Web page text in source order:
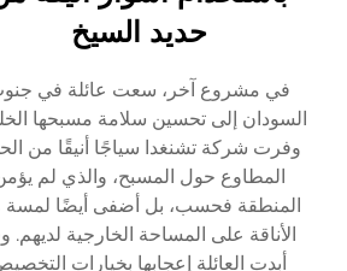
حديد السيخ
في مشروع آخر، سعت عائلة في
السودان إلى تحسين سلامة مسبحها
وفرت شركة تشنغدا سياجًا أنيقًا من
المطاوع حول المسبح، والذي لم
المنطقة فحسب، بل أضفى أيضًا
الأناقة على المساحة الخارجية لديهم.
أبدت العائلة إعجابها بخيارات